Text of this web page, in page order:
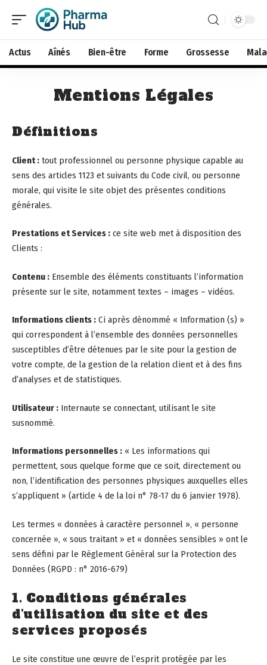
Actus Aînés Bien-être Forme Grossesse
Mentions Légales
Définitions
Client : tout professionnel ou personne physique capable au
sens des articles 1123 et suivants du Code civil, ou personne
morale, qui visite le site objet des présentes conditions
générales.
Prestations et Services : ce site web met à disposition des
Clients :
Contenu : Ensemble des éléments constituants l’information
présente sur le site, notamment textes – images – vidéos.
Informations clients : Ci après dénommé « Information (s) »
qui correspondent à l’ensemble des données personnelles
susceptibles d’être détenues par le site pour la gestion de
votre compte, de la gestion de la relation client et à des fins
d’analyses et de statistiques.
Utilisateur : Internaute se connectant, utilisant le site
susnommé.
Informations personnelles : « Les informations qui
permettent, sous quelque forme que ce soit, directement ou
non, l’identification des personnes physiques auxquelles elles
s’appliquent » (article 4 de la loi n° 78-17 du 6 janvier 1978).
Les termes « données à caractère personnel », « personne
concernée », « sous traitant » et « données sensibles » ont le
sens défini par le Règlement Général sur la Protection des
Données (RGPD : n° 2016-679)
1. Conditions générales
d’utilisation du site et des
services proposés
Le site constitue une œuvre de l’esprit protégée par les